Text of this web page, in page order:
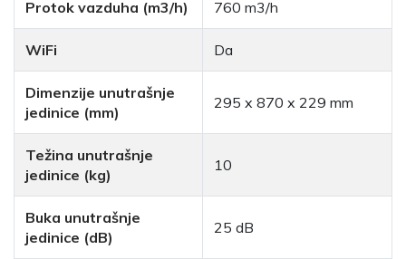
Protok vazduha (m3/h) 760 m3/h
WiFi Da
Dimenzije unutrašnje
jedinice (mm)
295 x 870 x 229 mm
Težina unutrašnje
jedinice (kg)
10
Buka unutrašnje
jedinice (dB)
25 dB